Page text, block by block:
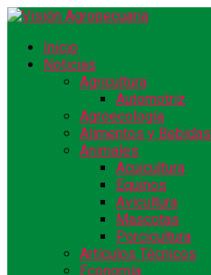
Inicio
Noticias
Agricultura
Automotriz
Agroecología
Alimentos y Bebidas
Animales
Acuicultura
Equinos
Avicultura
Mascotas
Porcicultura
Artículos Técnicos
Economía